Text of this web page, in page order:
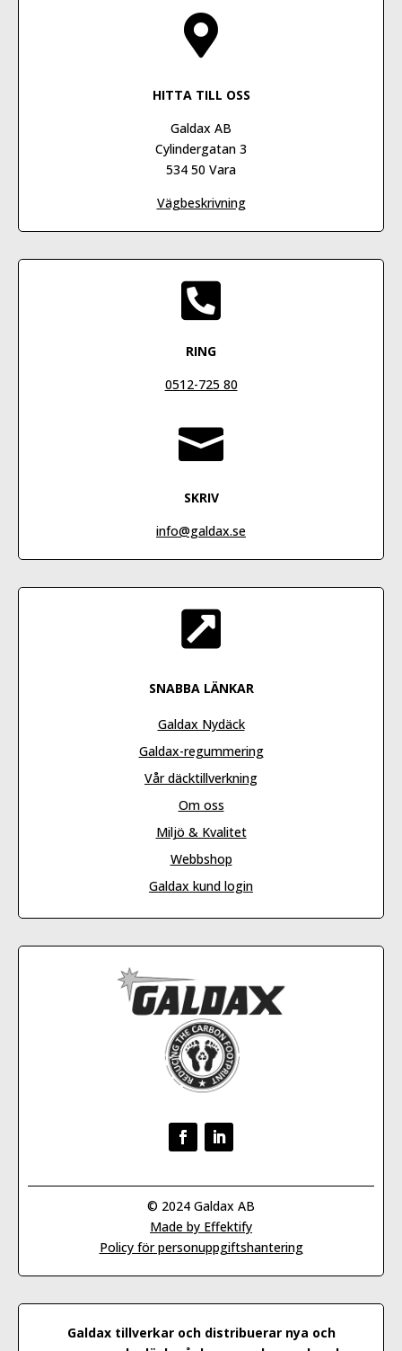

HITTA TILL OSS
Galdax AB
Cylindergatan 3
534 50 Vara
Vägbeskrivning

RING
0512-725 80

SKRIV
info@galdax.se

SNABBA LÄNKAR
Galdax Nydäck
Galdax-regummering
Vår däcktillverkning
Om oss
Miljö & Kvalitet
Webbshop
Galdax kund login
© 2024 Galdax AB
Made by Effektify
Policy för personuppgiftshantering
Galdax tillverkar och distribuerar nya och